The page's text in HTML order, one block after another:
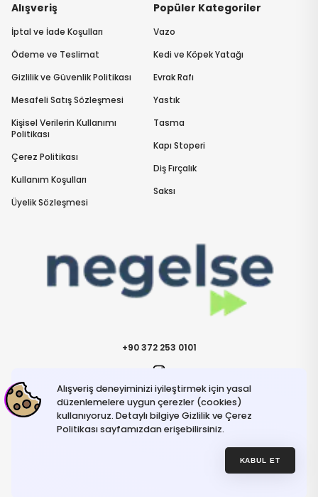
Alışveriş deneyiminizi iyileştirmek için yasal
düzenlemelere uygun çerezler (cookies)
kullanıyoruz. Detaylı bilgiye Gizlilik ve Çerez
Politikası sayfamızdan erişebilirsiniz.
KABUL ET
+90 372 253 0101
İletişime Geçininfo@negelse.com
Alışveriş
İptal ve İade Koşulları
Ödeme ve Teslimat
Gizlilik ve Güvenlik Politikası
Mesafeli Satış Sözleşmesi
Kişisel Verilerin Kullanımı
Politikası
Çerez Politikası
Kullanım Koşulları
Üyelik Sözleşmesi
Popüler Kategoriler
Vazo
Kedi ve Köpek Yatağı
Evrak Rafı
Yastık
Tasma
Kapı Stoperi
Diş Fırçalık
Saksı